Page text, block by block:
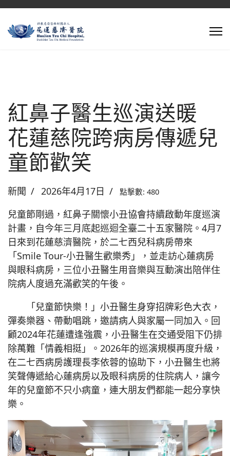
紅鼻子醫生巡演送暖
花蓮慈院跨病房傳遞兒
童節歡笑
新聞 2026年4月17日 點擊數: 480
兒童節剛過，紅鼻子關懷小丑協會持續啟動年度巡演
計畫，自今年三月底起巡迴全臺二十五家醫院。4月7
日來到花蓮慈濟醫院，於二七西兒科病房帶來
「Smile Tour-小丑醫生歡樂秀」，並走訪心蓮病房
與眼科病房，三位小丑醫生用音樂與互動演出陪伴住
院病人度過充滿歡笑的午後。
「兒童節快樂！」小丑醫生身穿招牌彩色大衣，
彈奏樂器、帶動唱跳，邀請病人與家屬一同加入。回
顧2024年花蓮遭逢強震，小丑醫生在交通受阻下仍排
除萬難「情義相挺」。2026年的巡演規模再度升級，
在二七西病房護理長李依蓉的協助下，小丑醫生也將
笑聲傳遞給心蓮病房以及眼科病房的住院病人，讓今
年的兒童節不只小病童，連大朋友們都能一起分享快
樂。